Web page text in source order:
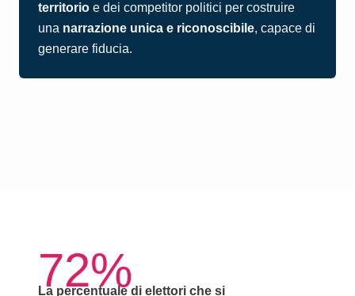
territorio e dei competitor politici per costruire
una narrazione unica e riconoscibile, capace di
generare fiducia.
72%
La percentuale di elettori che si